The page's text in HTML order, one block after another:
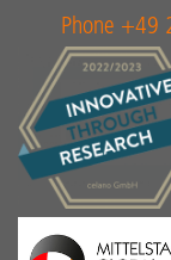
Phone +49